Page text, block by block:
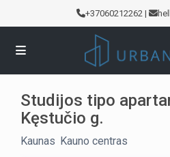
+37060212262 |
Studijos tipo
Kęstučio g.
Kaunas Kauno centras